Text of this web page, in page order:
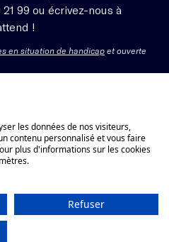
sur place
en ligne
99 ou écrivez-nous à
!
en situation de handicap et ouverte
sous le numéro
de région Île-de-France.
de vente
les données de nos visiteurs,
contenu personnalisé et vous faire
plus d'informations sur les cookies
Refuser